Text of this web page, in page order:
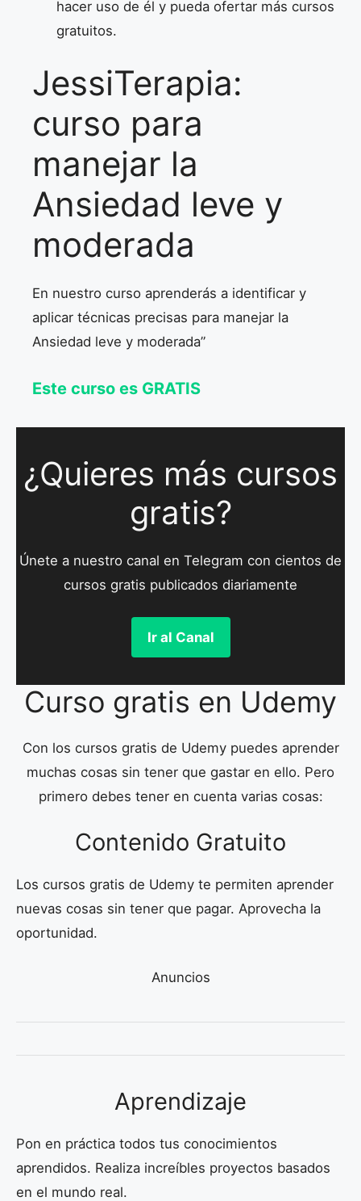
hacer uso de él y pueda ofertar más cursos
gratuitos.
JessiTerapia:
curso para
manejar la
Ansiedad leve y
moderada
En nuestro curso aprenderás a identificar y
aplicar técnicas precisas para manejar la
Ansiedad leve y moderada”
Este curso es GRATIS
¿Quieres más cursos
gratis?
Únete a nuestro canal en Telegram con cientos de
cursos gratis publicados diariamente
Ir al Canal
Curso gratis en Udemy
Con los cursos gratis de Udemy puedes aprender
muchas cosas sin tener que gastar en ello. Pero
primero debes tener en cuenta varias cosas:
Contenido Gratuito
Los cursos gratis de Udemy te permiten aprender
nuevas cosas sin tener que pagar. Aprovecha la
oportunidad.
Anuncios
Aprendizaje
Pon en práctica todos tus conocimientos
aprendidos. Realiza increíbles proyectos basados
en el mundo real.